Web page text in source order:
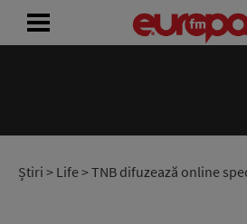
Știri > Life> TNB difuzează online
RADIO